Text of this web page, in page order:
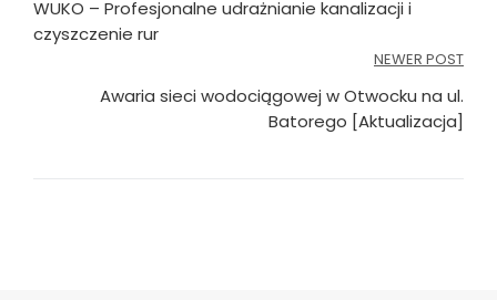
wpisu
WUKO – Profesjonalne udrażnianie kanalizacji i
czyszczenie rur
NEWER POST
Awaria sieci wodociągowej w Otwocku na ul.
Batorego [Aktualizacja]